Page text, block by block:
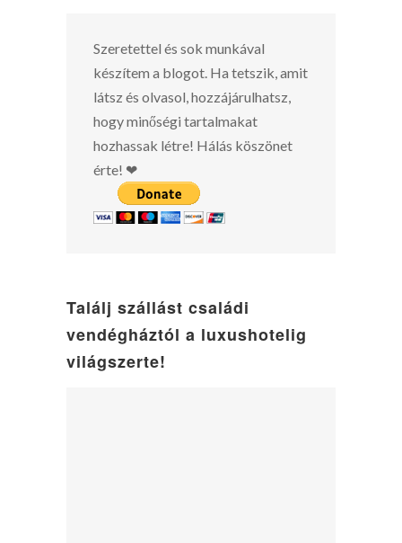
Szeretettel és sok munkával
készítem a blogot. Ha tetszik, amit
látsz és olvasol, hozzájárulhatsz,
hogy minőségi tartalmakat
hozhassak létre! Hálás köszönet
érte! ❤
Találj szállást családi
vendégháztól a luxushotelig
világszerte!